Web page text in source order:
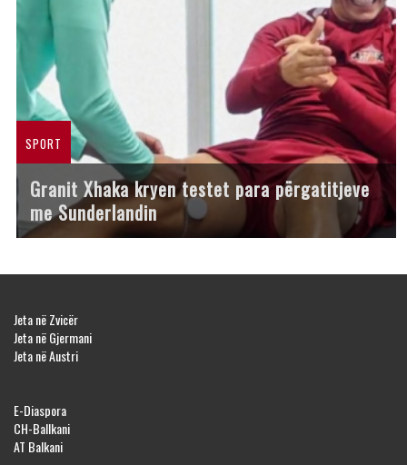
SPORT
Granit Xhaka kryen testet para përgatitjeve
me Sunderlandin
Jeta në Zvicër
Jeta në Gjermani
Jeta në Austri
E-Diaspora
CH-Ballkani
AT Balkani